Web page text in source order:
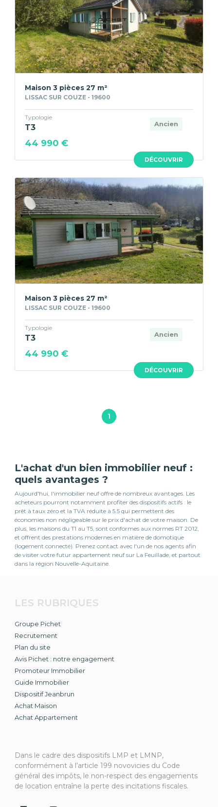
DÉCOUVRIR
Maison 3 pièces 27 m²
LISSAC SUR COUZE - 19600
Ancien
Typologie
T3
44 990 €
DÉCOUVRIR
Maison 3 pièces 27 m²
LISSAC SUR COUZE - 19600
Ancien
Typologie
T3
44 990 €
1
L'achat d'un bien immobilier neuf :
quels avantages ?
Aujourd'hui, l'immobilier neuf offre de nombreux avantages. Les
acheteurs pourront notamment profiter des dispositifs actifs : le
prêt à taux zéro et la TVA réduite à 5.5 qui permettent des
économies non négligeable sur le prix d'achat de votre maison. De
plus, les maisons du T1 au T5, sont conformes aux normes RT 2012,
et offrent des prestations modernes en matière de domotique
(logement connecté). Prenez contact avec l'un de nos agents afin
de visiter votre futur appartement neuf sur La Feuillade, et partout
dans la région Nouvelle-Aquitaine.
LES RUBRIQUES
Groupe Pichet
Recrutement
Plan du site
Avis Pichet : notre engagement
Promoteur Immobilier
Guide Immobilier
Dispositif Jeanbrun
Achat Maison
Achat Appartement
Dans le cadre des dispositifs LMP et LMNP,
conformément à l’article 199 novovicies du Code
général des impôts, le non-respect des engagements
de location entraîne la perte des incitations fiscales.